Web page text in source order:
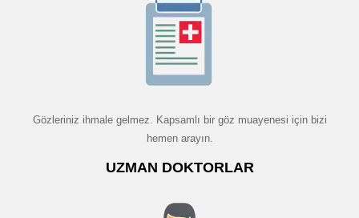
Gözleriniz ihmale gelmez. Kapsamlı bir göz muayenesi için bizi
hemen arayın.
UZMAN DOKTORLAR